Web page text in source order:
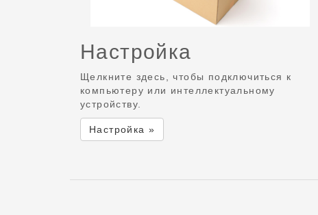
Настройка
Щелкните здесь, чтобы подключиться к
компьютеру или интеллектуальному
устройству.
Настройка »